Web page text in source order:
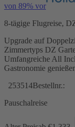
von 89% vor
8-tägige Flugreise,
Upgrade auf
Zimmertyps DZ
Umfangreiche All
Gastronomie
253514Bestellnr.:
Pauschalreise